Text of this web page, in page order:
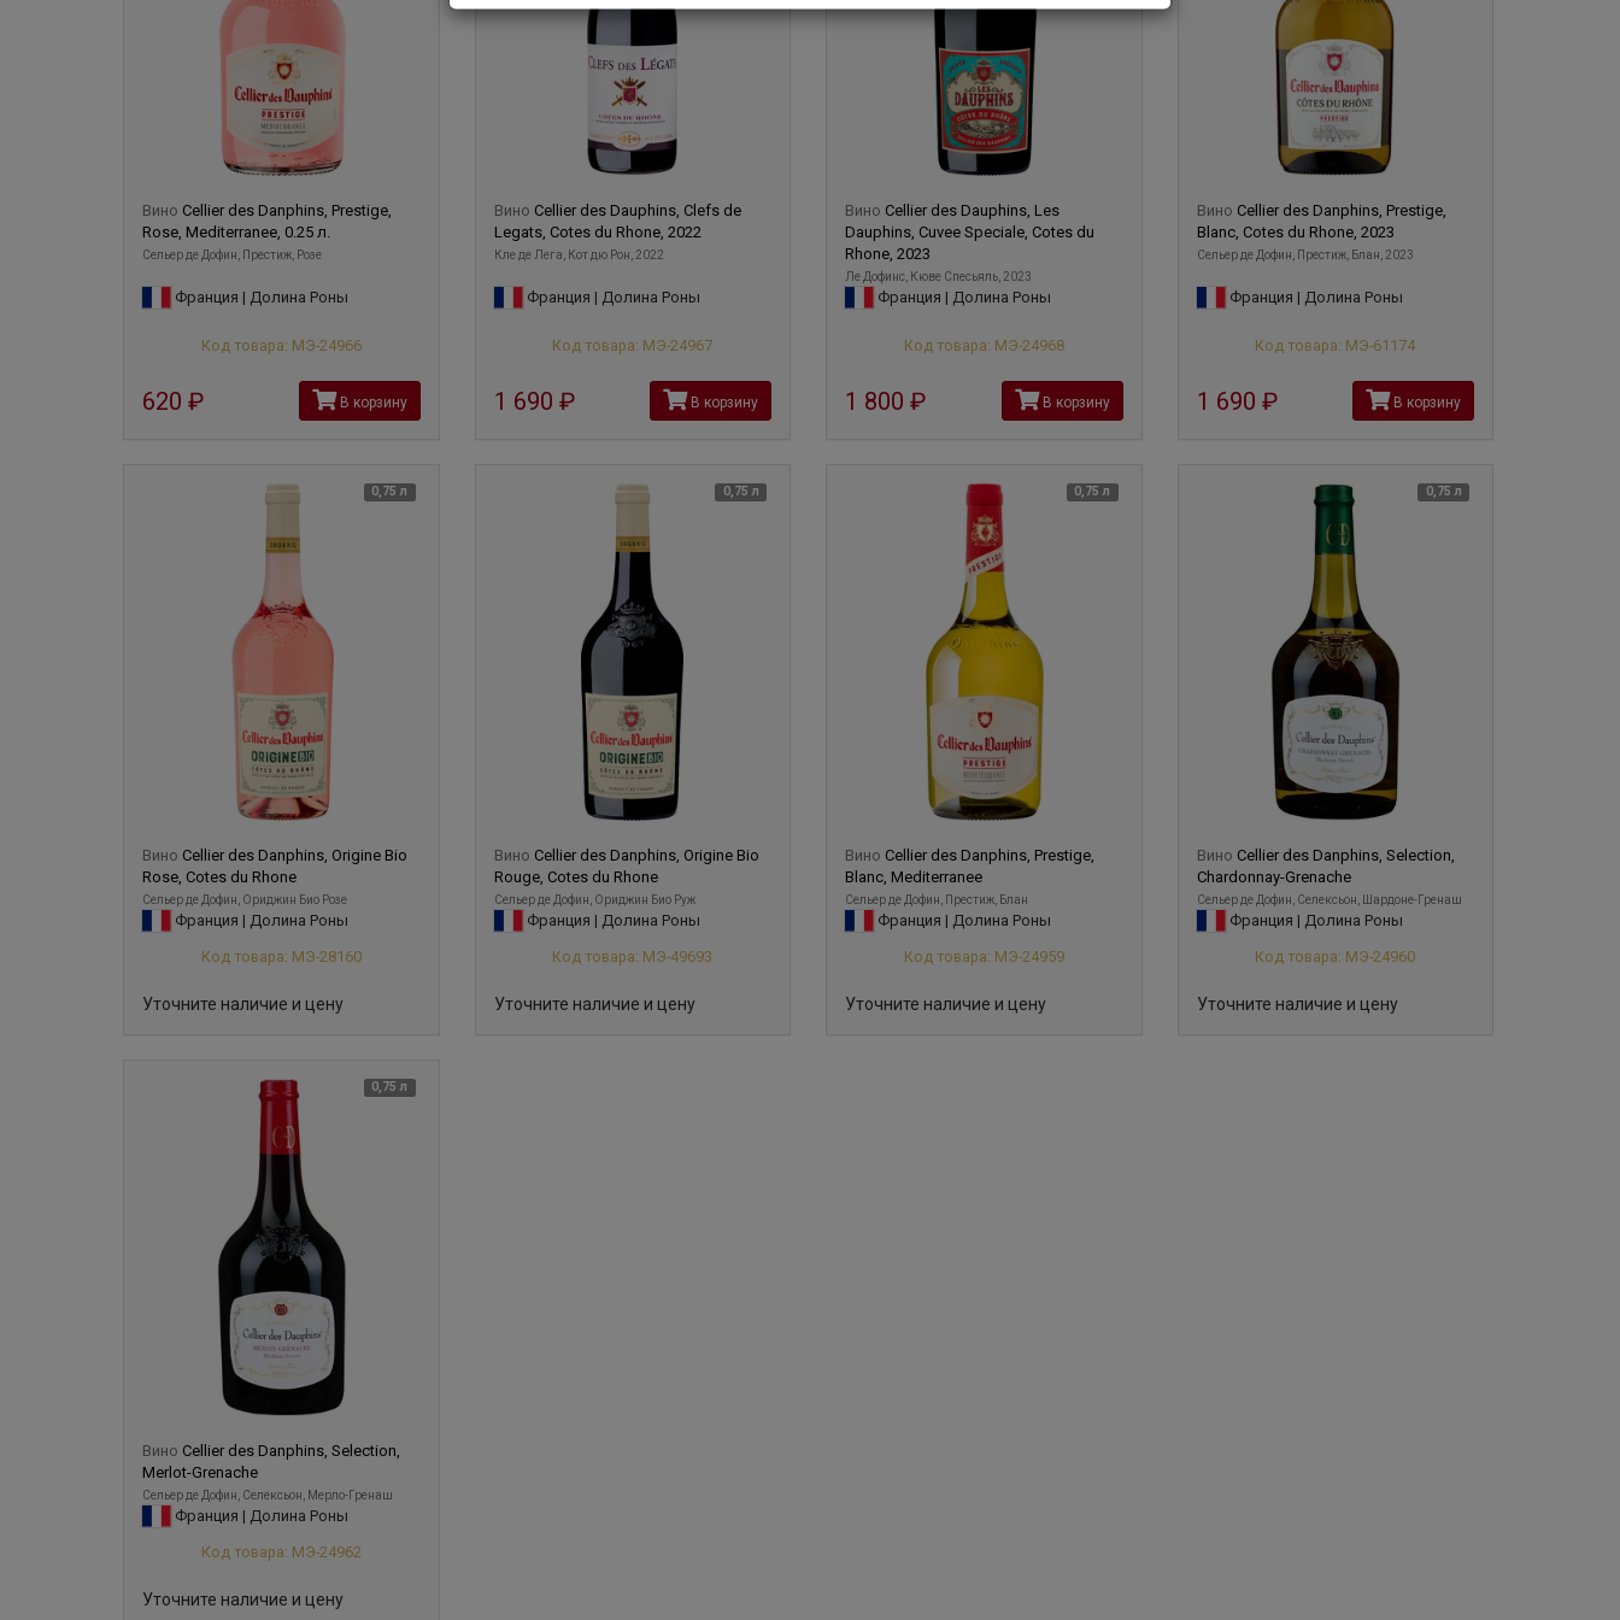
Вино Cellier des Danphins, Prestige,
Rose, Mediterranee, 0.25 л.
Сельер де Дофин, Престиж, Розе
Франция | Долина Роны
Код товара: МЭ-24966
620 В корзину
Вино Cellier des Dauphins, Clefs de
Legats, Cotes du Rhone, 2022
Кле де Лега, Кот дю Рон, 2022
Франция | Долина Роны
Код товара: МЭ-24967
1 690 В корзину
Вино Cellier des Dauphins, Les
Dauphins, Cuvee Speciale, Cotes du
Rhone, 2023
Ле Дофинс, Кюве Спесьяль, 2023
Франция | Долина Роны
Код товара: МЭ-24968
1 800 В корзину
Вино Cellier des Danphins, Prestige,
Blanc, Cotes du Rhone, 2023
Сельер де Дофин, Престиж, Блан, 2023
Франция | Долина Роны
Код товара: МЭ-61174
1 690 В корзину
0,75 л
Вино Cellier des Danphins, Origine Bio
Rose, Cotes du Rhone
Сельер де Дофин, Ориджин Био Розе
Франция | Долина Роны
Код товара: МЭ-28160
Уточните наличие и цену
0,75 л
Вино Cellier des Danphins, Origine Bio
Rouge, Cotes du Rhone
Сельер де Дофин, Ориджин Био Руж
Франция | Долина Роны
Код товара: МЭ-49693
Уточните наличие и цену
0,75 л
Вино Cellier des Danphins, Prestige,
Blanc, Mediterranee
Сельер де Дофин, Престиж, Блан
Франция | Долина Роны
Код товара: МЭ-24959
Уточните наличие и цену
0,75 л
Вино Cellier des Danphins, Selection,
Chardonnay-Grenache
Сельер де Дофин, Селексьон, Шардоне-Гренаш
Франция | Долина Роны
Код товара: МЭ-24960
Уточните наличие и цену
0,75 л
Вино Cellier des Danphins, Selection,
Merlot-Grenache
Сельер де Дофин, Селексьон, Мерло-Гренаш
Франция | Долина Роны
Код товара: МЭ-24962
Уточните наличие и цену